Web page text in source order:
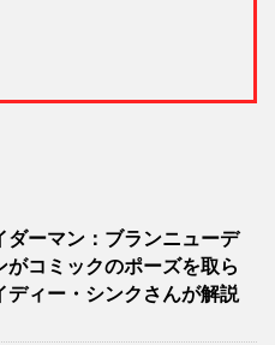
ダーマン：ブランニューデ
がコミックのポーズを取ら
ディー・シンクさんが解説